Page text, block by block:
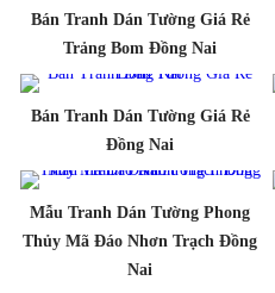
Bán Tranh Dán Tường Giá Rẻ
Trảng Bom Đồng Nai
Bán Tranh Dán Tường Giá Rẻ
Đồng Nai
Mẫu Tranh Dán Tường Phong
Thủy Mã Đáo Nhơn Trạch Đồng
Nai